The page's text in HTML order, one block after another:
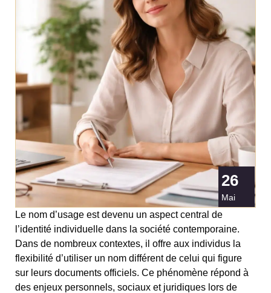
26
Mai
Le nom d’usage est devenu un aspect central de
l’identité individuelle dans la société contemporaine.
Dans de nombreux contextes, il offre aux individus la
flexibilité d’utiliser un nom différent de celui qui figure
sur leurs documents officiels. Ce phénomène répond à
des enjeux personnels, sociaux et juridiques lors de